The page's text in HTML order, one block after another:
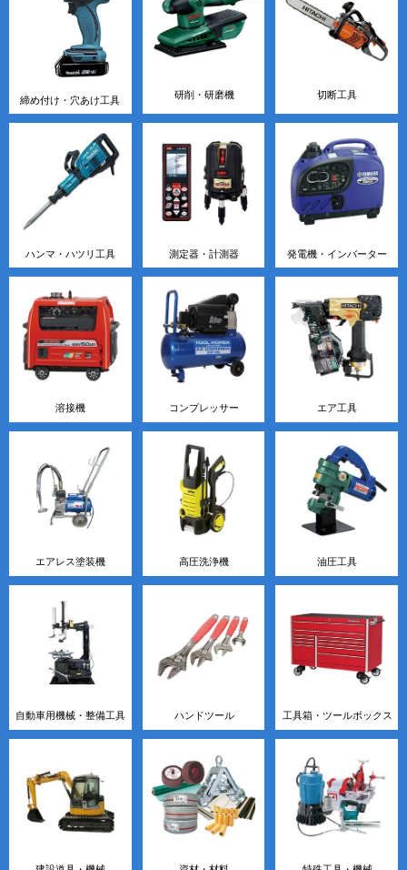
締め付け・穴あけ工具 研削・研磨機 切断工具
ハンマ・ハツリ工具 測定器・計測器 発電機・インバーター
溶接機 コンプレッサー エア工具
エアレス塗装機 高圧洗浄機 油圧工具
自動車用機械・整備工具 ハンドツール 工具箱・ツールボックス